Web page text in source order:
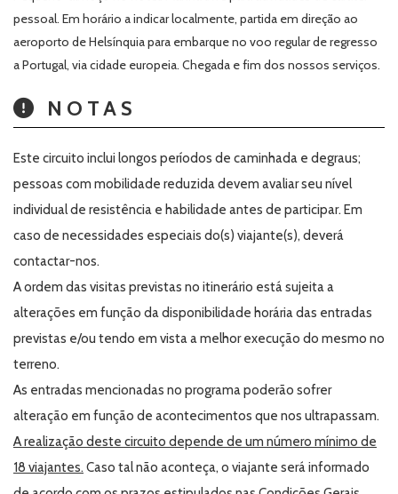
pessoal. Em horário a indicar localmente, partida em direção ao
aeroporto de Helsínquia para embarque no voo regular de regresso
a Portugal, via cidade europeia. Chegada e fim dos nossos serviços.
NOTAS
Este circuito inclui longos períodos de caminhada e degraus;
pessoas com mobilidade reduzida devem avaliar seu nível
individual de resistência e habilidade antes de participar. Em
caso de necessidades especiais do(s) viajante(s), deverá
contactar-nos.
A ordem das visitas previstas no itinerário está sujeita a
alterações em função da disponibilidade horária das entradas
previstas e/ou tendo em vista a melhor execução do mesmo no
terreno.
As entradas mencionadas no programa poderão sofrer
alteração em função de acontecimentos que nos ultrapassam.
A realização deste circuito depende de um número mínimo de
18 viajantes. Caso tal não aconteça, o viajante será informado